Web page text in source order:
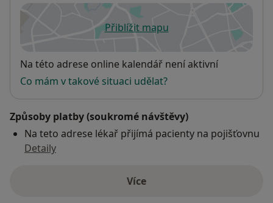
Přiblížit mapuse otevře v nové záložce
Dostupnost
Na této adrese online kalendář není aktivní
Co mám v takové situaci udělat?
Způsoby platby (soukromé návštěvy)
Na teto adrese lékař přijímá pacienty na pojišťovnu
Detaily
Víceo adrese